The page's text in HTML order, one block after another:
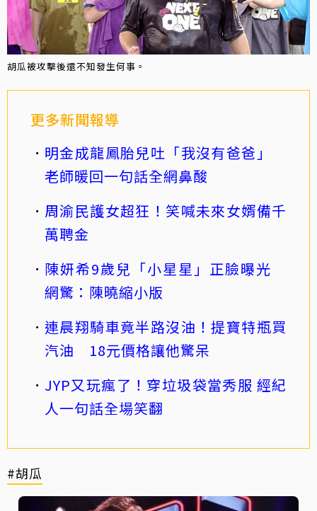
胡瓜被攻擊後還不知發生何事。
更多新聞報導
明金成龍鳳胎兒吐「我沒有爸爸」
老師暖回一句話全網鼻酸
周渝民護女超狂！笑喊未來女婿備千
萬聘金
陳妍希9歲兒「小星星」正臉曝光
網驚：陳曉縮小版
連晨翔騎車竟半路沒油！提寶特瓶買
汽油 18元價格讓他驚呆
JYP又玩瘋了！穿垃圾袋當秀服 經紀
人一句話全場笑翻
#胡瓜